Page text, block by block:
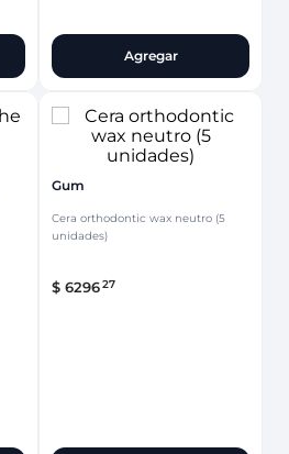
Agregar
Gum
Cera orthodontic wax neutro (5
unidades)
$ 629627